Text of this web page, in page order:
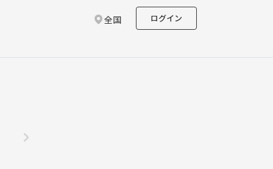
全国 ログイン